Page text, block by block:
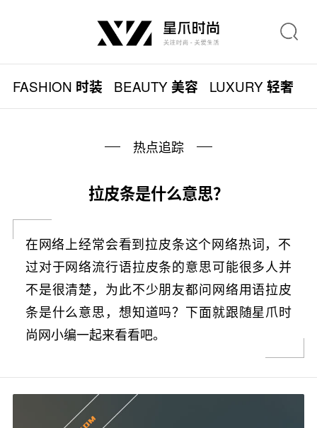
FASHION 时装 BEAUTY美容 LUXURY轻奢
热点追踪
拉皮条是什么意思？
在网络上经常会看到拉皮条这个网络热词，不
过对于网络流行语拉皮条的意思可能很多人并
不是很清楚，为此不少朋友都问网络用语拉皮
条是什么意思，想知道吗？下面就跟随星爪时
尚网小编一起来看看吧。